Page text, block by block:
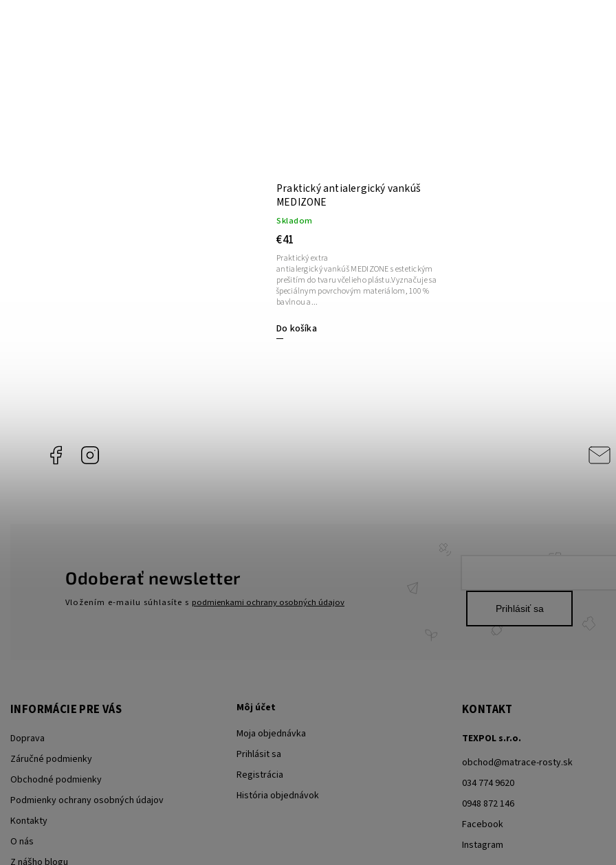
Praktický antialergický vankúš
MEDIZONE
Skladom
€41
Do košíka
Praktický extra
antialergický vankúš MEDIZONE s estetickým
prešitím do tvaru včelieho plástu.Vyznačuje sa
špeciálnym povrchovým materiálom, 100 %
bavlnou a...
Facebook
Odoberať newsletter
Vložením e-mailu súhlasíte s podmienkami ochrany osobných údajov
Prihlásiť sa
INFORMÁCIE PRE VÁS
Doprava
Záručné podmienky
Obchodné podmienky
Podmienky ochrany osobných údajov
Kontakty
O nás
Z nášho blogu
Môj účet
Moja objednávka
Prihlásit sa
Registrácia
História objednávok
KONTAKT
TEXPOL s.r.o.
obchod@matrace-rosty.sk
034 774 9620
0948 872 146
Facebook
Instagram